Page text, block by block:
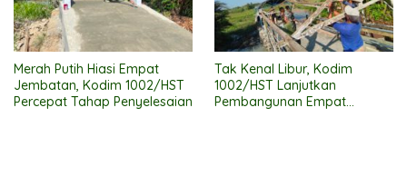
Merah Putih Hiasi Empat
Jembatan, Kodim 1002/HST
Percepat Tahap Penyelesaian
Tak Kenal Libur, Kodim
1002/HST Lanjutkan
Pembangunan Empat